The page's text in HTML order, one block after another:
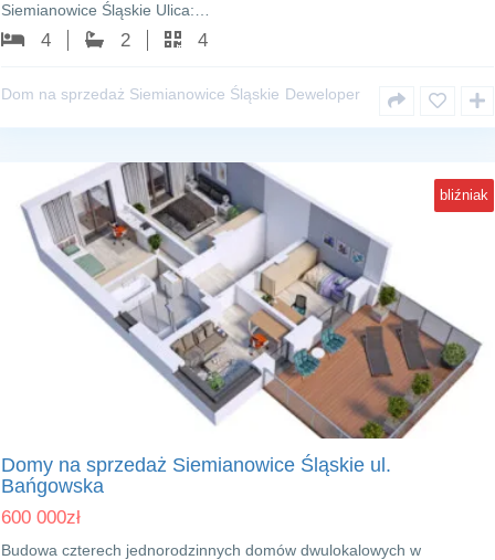
Siemianowice Śląskie Ulica:…
4 2 4
Dom na sprzedaż Siemianowice Śląskie Deweloper
bliźniak
Domy na sprzedaż Siemianowice Śląskie ul.
Bańgowska
600 000zł
Budowa czterech jednorodzinnych domów dwulokalowych w